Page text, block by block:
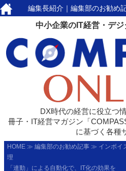
編集長紹介 ｜編集部のお勧め
中小企業のIT経営・デ
DX時代の経営に役立つ
冊子・IT経営マガジン「
に基づく各種
HOME ≫ 編集部のお勧め記事 ≫ インボイ
理
「連動」による自動化で、IT化の効果を